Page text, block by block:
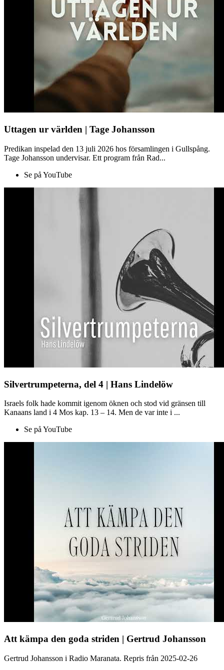
Uttagen ur världen | Tage Johansson
Predikan inspelad den 13 juli 2026 hos församlingen i Gullspång.
Tage Johansson undervisar. Ett program från Rad...
Se på YouTube
Silvertrumpeterna, del 4 | Hans Lindelöw
Israels folk hade kommit igenom öknen och stod vid gränsen till
Kanaans land i 4 Mos kap. 13 – 14. Men de var inte i ...
Se på YouTube
Att kämpa den goda striden | Gertrud Johansson
Gertrud Johansson i Radio Maranata. Repris från 2025-02-26